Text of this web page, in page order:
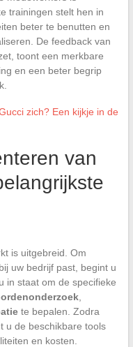
trainingen stelt hen in
beter te benutten en
De feedback van
toont een merkbare
en een beter begrip
zich? Een kijkje in de
van
is uitgebreid. Om
uw bedrijf past, begint u
in staat om de specifieke
,
te bepalen. Zodra
u de beschikbare tools
en kosten.